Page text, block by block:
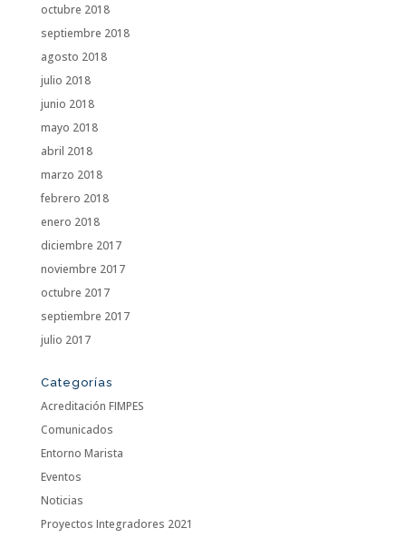
octubre 2018
septiembre 2018
agosto 2018
julio 2018
junio 2018
mayo 2018
abril 2018
marzo 2018
febrero 2018
enero 2018
diciembre 2017
noviembre 2017
octubre 2017
septiembre 2017
julio 2017
Categorías
Acreditación FIMPES
Comunicados
Entorno Marista
Eventos
Noticias
Proyectos Integradores 2021